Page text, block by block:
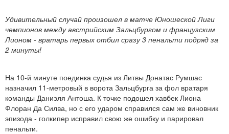
Удивительный случай произошел в матче Юношеской Лиги
чемпионов между австрийским Зальцбургом и французским
Лионом - вратарь первых отбил сразу 3 пенальти подряд за
2 минуты!
На 10-й минуте поединка судья из Литвы Донатас Румшас
назначил 11-метровый в ворота Зальцбурга за фол вратаря
команды Даниэля Антоша. К точке подошел хавбек Лиона
Флоран Да Силва, но с его ударом справился сам же виновник
эпизода - голкипер исправил свою же ошибку и парировал
пенальти.